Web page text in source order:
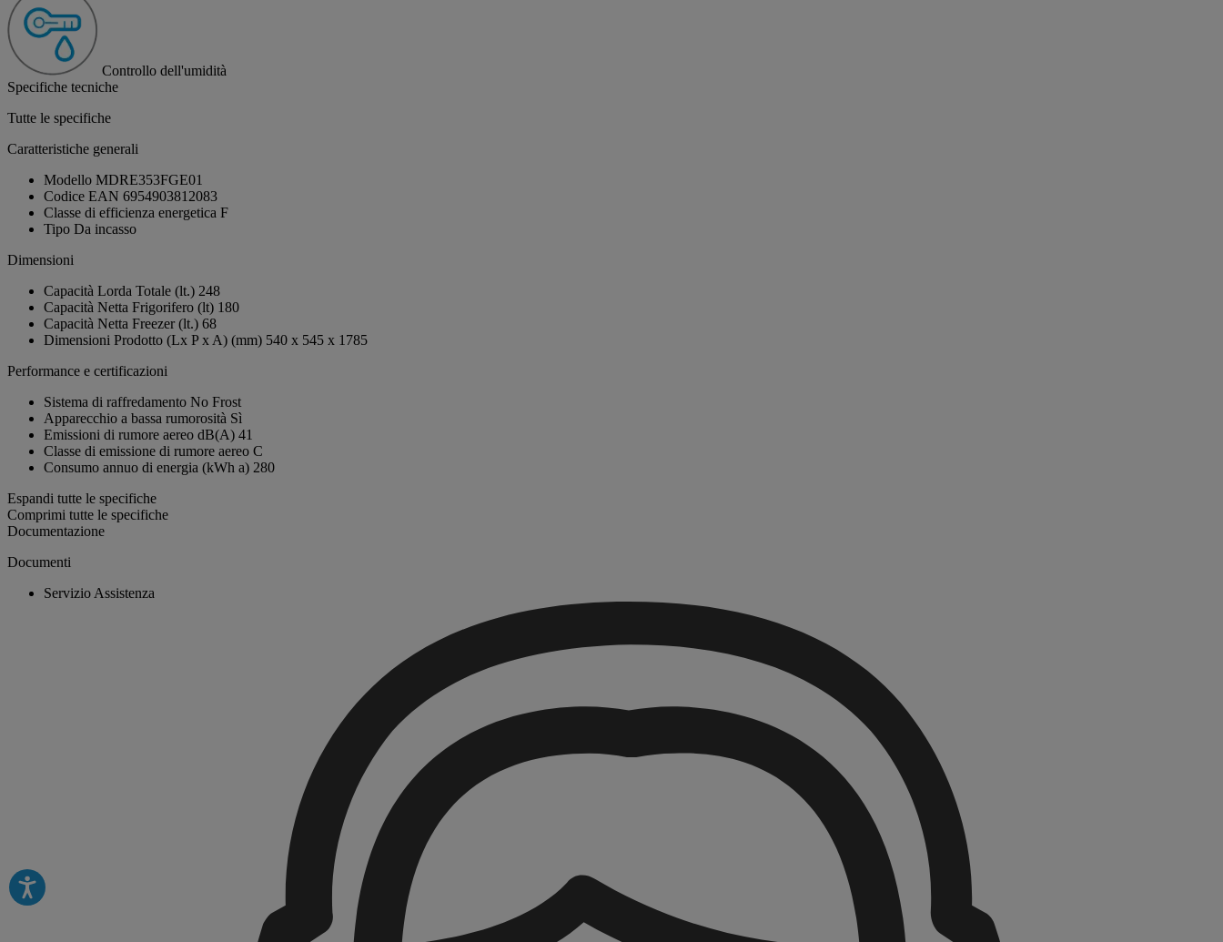
Controllo dell'umidità
Specifiche tecniche
Tutte le specifiche
Caratteristiche generali
Modello MDRE353FGE01
Codice EAN 6954903812083
Classe di efficienza energetica F
Tipo Da incasso
Dimensioni
Capacità Lorda Totale (lt.) 248
Capacità Netta Frigorifero (lt) 180
Capacità Netta Freezer (lt.) 68
Dimensioni Prodotto (Lx P x A) (mm) 540 x 545 x 1785
Performance e certificazioni
Sistema di raffredamento No Frost
Apparecchio a bassa rumorosità Sì
Emissioni di rumore aereo dB(A) 41
Classe di emissione di rumore aereo C
Consumo annuo di energia (kWh a) 280
Espandi tutte le specifiche
Comprimi tutte le specifiche
Documentazione
Documenti
Servizio Assistenza